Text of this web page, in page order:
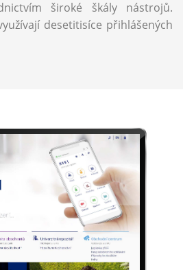
široké škály nástrojů.
desetitisíce přihlášených